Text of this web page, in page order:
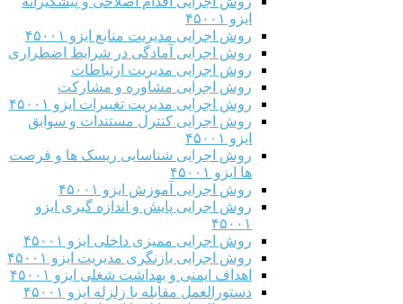
ایزو ۴۵۰۰۱
روش اجرایی مدیریت منابع ایزو ۴۵۰۰۱
روش اجرایی آمادگی در شرایط اضطراری
روش اجرایی مدیریت ارتباطات
روش اجرایی مشاوره و مشارکت
روش اجرایی مدیریت تغییرات ایزو ۴۵۰۰۱
روش اجرایی کنترل مستندات و سوابق
ایزو ۴۵۰۰۱
روش اجرایی شناسایی ریسک ها و فرصت
ها ایزو ۴۵۰۰۱
روش اجرایی آموزش ایزو ۴۵۰۰۱
روش اجرایی پایش و اندازه گیری ایزو
۴۵۰۰۱
روش اجرایی ممیزی داخلی ایزو ۴۵۰۰۱
روش اجرایی بازنگری مدیریت ایزو ۴۵۰۰۱
اهداف ایمنی و بهداشت شغلی ایزو ۴۵۰۰۱
دستورالعمل مقابله با زلزله ایزو ۴۵۰۰۱